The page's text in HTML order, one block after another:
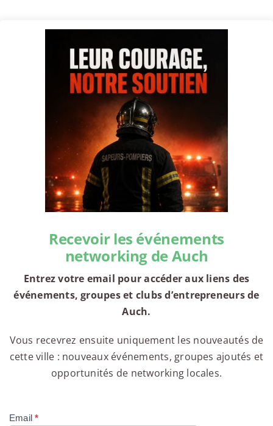
Recevoir les événements
networking de Auch
Entrez votre email pour accéder aux liens des
événements, groupes et clubs d’entrepreneurs de
Auch.
Vous recevrez ensuite uniquement les nouveautés de
cette ville : nouveaux événements, groupes ajoutés et
opportunités de networking locales.
Compte
Email*